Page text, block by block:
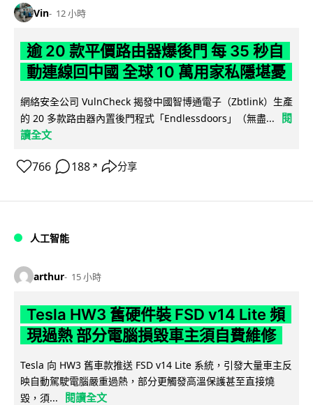
Vin 12 小時
逾 20 款平價路由器爆後門 每 35 秒自
動連線回中國 全球 10 萬用家私隱堪憂
網絡安全公司 VulnCheck 揭發中國智博通電子（Zbtlink）生產
的 20 多款路由器內置後門程式「Endlessdoors」（無盡...
閱
讀全文
766 188 ↗ 分享
人工智能
arthur 15 小時
Tesla HW3 舊硬件裝 FSD v14 Lite 頻
現過熱 部分電腦損毀車主須自費維修
Tesla 向 HW3 舊車款推送 FSD v14 Lite 系統，引發大量車主反
映自動駕駛電腦嚴重過熱，部分更觸發高溫保護甚至直接燒
毀，須...
閱讀全文